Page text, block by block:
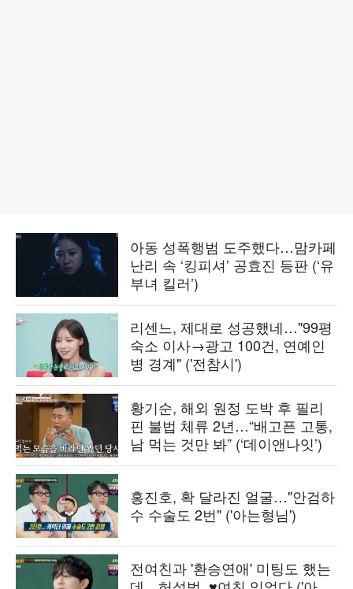
아동 성폭행범 도주했다…맘카페
난리 속 ‘킹피셔’ 공효진 등판 (‘유
부녀 킬러’)
리센느, 제대로 성공했네…"99평
숙소 이사→광고 100건, 연예인
병 경계" ('전참시')
황기순, 해외 원정 도박 후 필리
핀 불법 체류 2년…“배고픈 고통,
남 먹는 것만 봐” (‘데이앤나잇’)
홍진호, 확 달라진 얼굴…"안검하
수 수술도 2번" ('아는형님')
전여친과 '환승연애' 미팅도 했는